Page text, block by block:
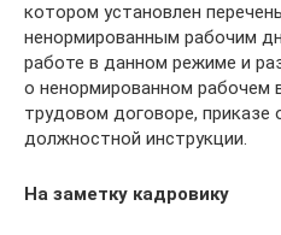
котором установлен
ненормированным рабочим
работе в данном режиме и
о ненормированном рабочем
трудовом договоре, приказе
должностной инструкции.
На заметку кадровику